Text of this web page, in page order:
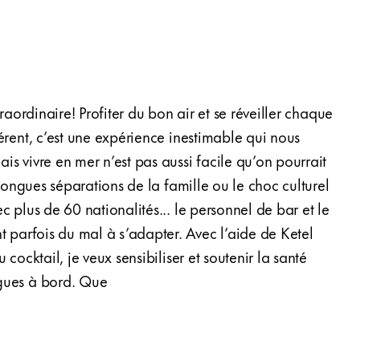
Profiter du bon air et se réveiller chaque
c’est une expérience inestimable qui nous
vivre en mer n’est pas aussi facile qu’on pourrait
séparations de la famille ou le choc culturel
plus de 60 nationalités... le personnel de bar et le
parfois du mal à s’adapter. Avec l’aide de Ketel
je veux sensibiliser et soutenir la santé
à bord. Que